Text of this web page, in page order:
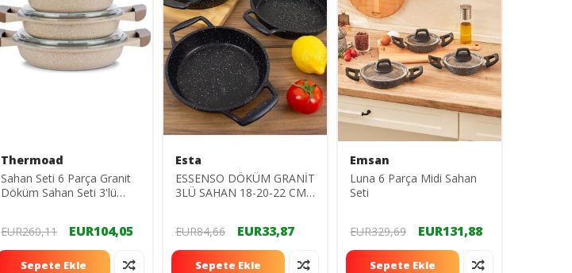
Thermoad
Sahan Seti 6 Parça Granit
Döküm Sahan Seti 3'lü
EUR260,11
EUR104,05
Sepete Ekle
Esta
ESSENSO DÖKÜM GRANİT
3LÜ SAHAN 18-20-22 CM
EUR84,66
EUR33,87
Sepete Ekle
Emsan
Luna 6 Parça Midi Sahan
Seti
EUR329,69 EUR131,88
Sepete Ekle